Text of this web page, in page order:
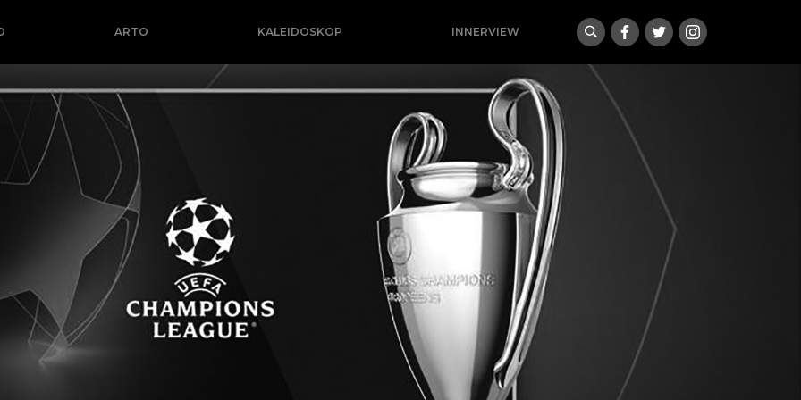
ARTO KALEIDOSKOP INNERVIEW